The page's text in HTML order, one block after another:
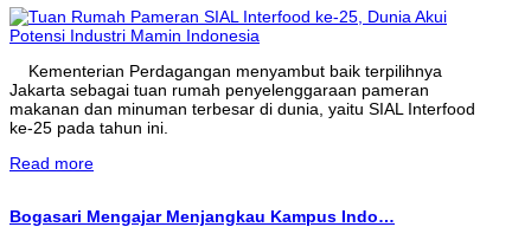
Kementerian Perdagangan menyambut baik terpilihnya
Jakarta sebagai tuan rumah penyelenggaraan pameran
makanan dan minuman terbesar di dunia, yaitu SIAL Interfood
ke-25 pada tahun ini.
Read more
Bogasari Mengajar Menjangkau Kampus Indo…